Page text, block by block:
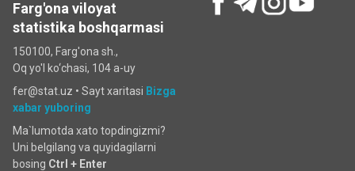
Farg'ona viloyat
statistika boshqarmasi
150100, Farg'ona sh.,
Oq yo'l ko‘chаsi, 104 a-uy
fer@stat.uz • Sayt xaritasi Bizga
xabar yuboring
Ma`lumotda xato topdingizmi?
Uni belgilang va quyidagilarni
bosing Ctrl + Enter